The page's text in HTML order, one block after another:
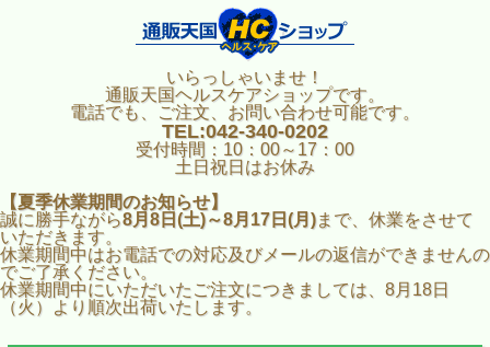
いらっしゃいませ！
通販天国ヘルスケアショップです。
電話でも、ご注文、お問い合わせ可能です。
TEL:042-340-0202
受付時間：10：00～17：00
土日祝日はお休み
【夏季休業期間のお知らせ】
誠に勝手ながら8月8日(土)～8月17日(月)まで、休業をさせて
いただきます。
休業期間中はお電話での対応及びメールの返信ができませんの
でご了承ください。
休業期間中にいただいたご注文につきましては、8月18日
（火）より順次出荷いたします。